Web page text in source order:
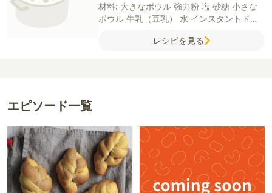
材料: 大きなボウル 強力粉 塩 砂糖 小さな
ボウル 牛乳（豆乳） 水 インスタントドラ
とろけるスライスチーズ
レシピを見る
エピソード一覧